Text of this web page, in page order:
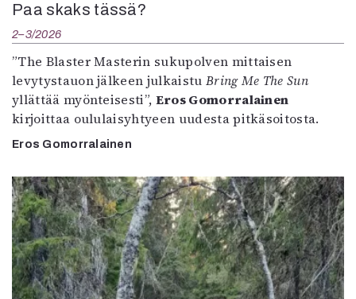
Paa skaks tässä?
2–3/2026
”The Blaster Masterin sukupolven mittaisen
levytystauon jälkeen julkaistu Bring Me The Sun
yllättää myönteisesti”, Eros Gomorralainen
kirjoittaa oululaisyhtyeen uudesta pitkäsoitosta.
Eros Gomorralainen